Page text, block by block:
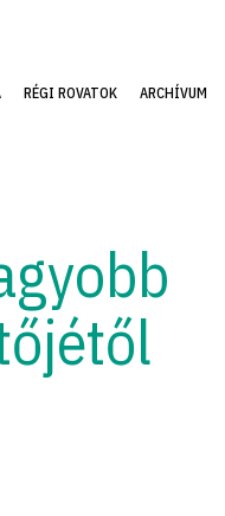
RÉGI ROVATOK ARCHÍVUM